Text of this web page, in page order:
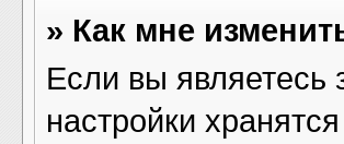
» Как мне
Если вы являетесь
настройки